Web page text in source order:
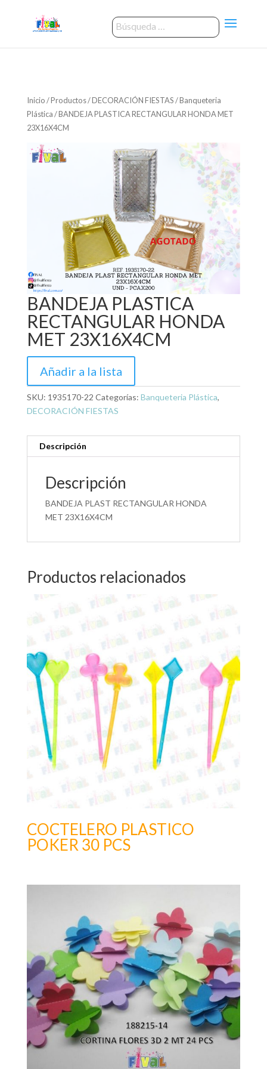
Inicio/Productos/DECORACIÓN FIESTAS/Banqueteria
Plástica/ BANDEJA PLASTICA RECTANGULAR HONDA MET
23X16X4CM
BANDEJA PLASTICA
RECTANGULAR HONDA
MET 23X16X4CM
Añadir a la lista
SKU: 1935170-22 Categorías: Banqueteria Plástica,
DECORACIÓN FIESTAS
Descripción
Descripción
BANDEJA PLAST RECTANGULAR HONDA
MET 23X16X4CM
Productos relacionados
COCTELERO PLASTICO
POKER 30 PCS